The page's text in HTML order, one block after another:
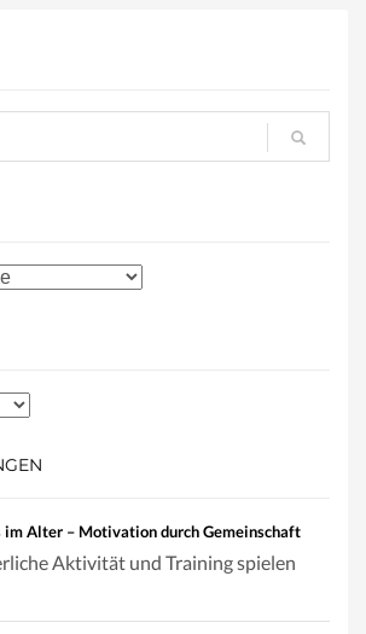
im Alter – Motivation durch Gemeinschaft
Aktivität und Training spielen